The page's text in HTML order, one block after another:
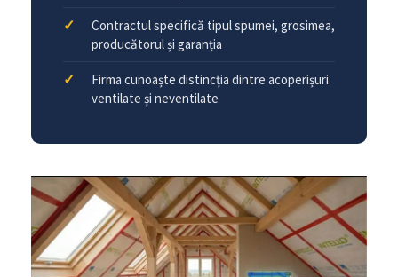
Contractul specifică tipul spumei, grosimea,
producătorul și garanția
Firma cunoaște distincția dintre acoperișuri
ventilate și neventilate